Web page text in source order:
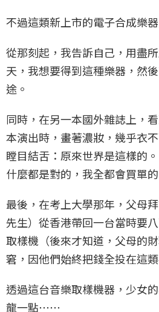
不過這類新上市的電子合成樂
從那刻起，我告訴自己，用盡
天，我想要得到這種樂器，然
途。
同時，在另一本國外雜誌上，
本演出時，畫著濃妝，幾乎衣
瞠目結舌：原來世界是這樣的
什麼都是對的，我全都會買單的
最後，在考上大學那年，父母
先生）從香港帶回一台當時要
取樣機（後來才知道，父母的
窘，因他們始終把錢全投在這
透過這台音樂取樣機器，少女
龍一點⋯⋯